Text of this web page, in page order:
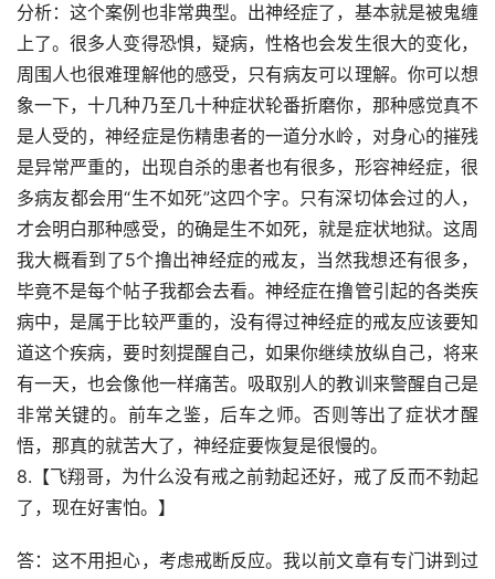
分析：这个案例也非常典型。出神经症了，基本就是被鬼缠
上了。很多人变得恐惧，疑病，性格也会发生很大的变化，
周围人也很难理解他的感受，只有病友可以理解。你可以想
象一下，十几种乃至几十种症状轮番折磨你，那种感觉真不
是人受的，神经症是伤精患者的一道分水岭，对身心的摧残
是异常严重的，出现自杀的患者也有很多，形容神经症，很
多病友都会用“生不如死”这四个字。只有深切体会过的人，
才会明白那种感受，的确是生不如死，就是症状地狱。这周
我大概看到了5个撸出神经症的戒友，当然我想还有很多，
毕竟不是每个帖子我都会去看。神经症在撸管引起的各类疾
病中，是属于比较严重的，没有得过神经症的戒友应该要知
道这个疾病，要时刻提醒自己，如果你继续放纵自己，将来
有一天，也会像他一样痛苦。吸取别人的教训来警醒自己是
非常关键的。前车之鉴，后车之师。否则等出了症状才醒
悟，那真的就苦大了，神经症要恢复是很慢的。
8.【飞翔哥，为什么没有戒之前勃起还好，戒了反而不勃起
了，现在好害怕。】
答：这不用担心，考虑戒断反应。我以前文章有专门讲到过